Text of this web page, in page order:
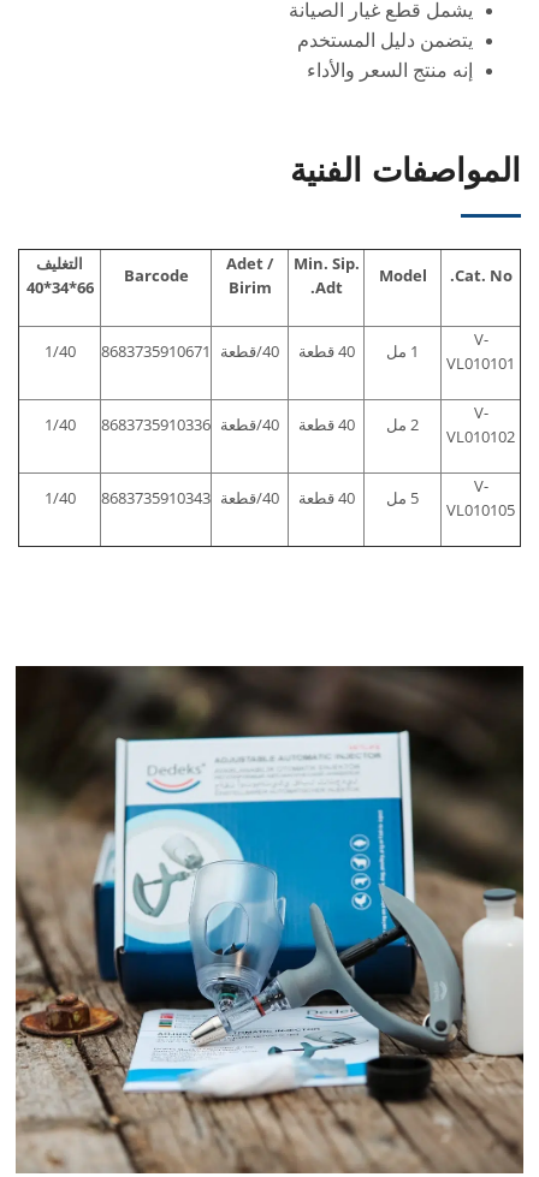
يشمل قطع غيار الصيانة
يتضمن دليل المستخدم
إنه منتج السعر والأداء
المواصفات الفنية
Cat. No.
Model
Min. Sip.
Adt.
Adet /
Birim
Barcode
التغليف
66*34*40
V-
VL010101
1 مل 40 قطعة 40/قطعة 8683735910671
1/40
V-
VL010102
2 مل 40 قطعة 40/قطعة 8683735910336
1/40
V-
VL010105
5 مل 40 قطعة 40/قطعة 8683735910343
1/40